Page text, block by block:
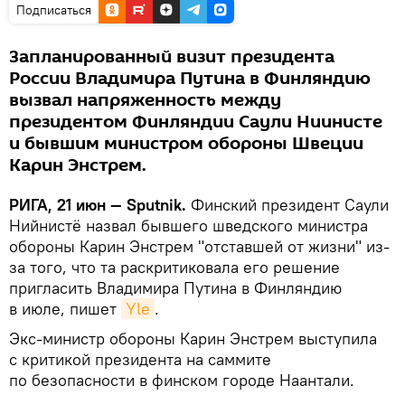
Подписаться
Запланированный визит президента
России Владимира Путина в Финляндию
вызвал напряженность между
президентом Финляндии Саули Ниинисте
и бывшим министром обороны Швеции
Карин Энстрем.
РИГА, 21 июн — Sputnik. Финский президент Саули
Нийнистё назвал бывшего шведского министра
обороны Карин Энстрем "отставшей от жизни" из-
за того, что та раскритиковала его решение
пригласить Владимира Путина в Финляндию
в июле, пишет Yle .
Экс-министр обороны Карин Энстрем выступила
с критикой президента на саммите
по безопасности в финском городе Наантали.